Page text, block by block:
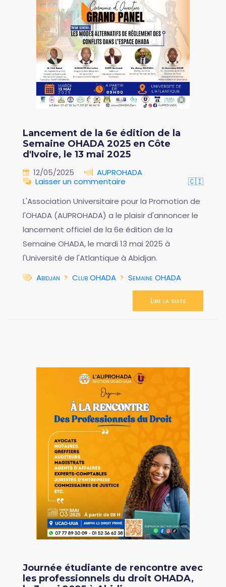
Lancement de la 6e édition de la
Semaine OHADA 2025 en Côte
d'Ivoire, le 13 mai 2025
12/05/2025
AUPROHADA
Laisser un commentaire
🇨🇮
L'Association Universitaire pour la Promotion de
l'OHADA (AUPROHADA) a le plaisir d'annoncer le
lancement officiel de la 6e édition de la
Semaine OHADA, le mardi 13 mai 2025 à
l'Université de l'Atlantique à Abidjan.
Abidjan
Club OHADA Semaine OHADA
Lire la suite
Journée étudiante de rencontre avec
les professionnels du droit OHADA,